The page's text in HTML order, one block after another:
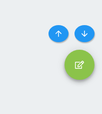
Top